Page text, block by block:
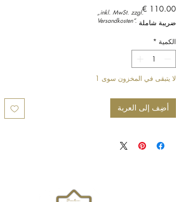
السعر
ضريبة شاملة
الكمية *
لا يتبقى في المخزون سوى 1
أضِف إلى العربة
„inkl. MwSt. zzgl.
Versandkosten“.